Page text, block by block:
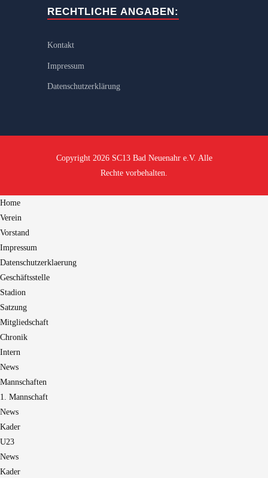
RECHTLICHE ANGABEN:
Kontakt
Impressum
Datenschutzerklärung
Copyright 2026 SC13 Bad Neuenahr e.V. Alle
Rechte vorbehalten.
Home
Verein
Vorstand
Impressum
Datenschutzerklaerung
Geschäftsstelle
Stadion
Satzung
Mitgliedschaft
Chronik
Intern
News
Mannschaften
1. Mannschaft
News
Kader
U23
News
Kader